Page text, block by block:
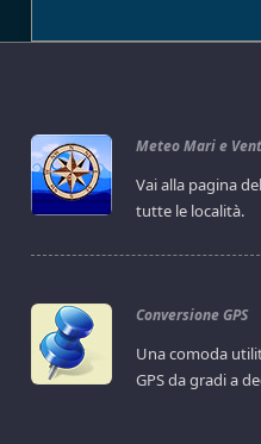
Meteo Mari e
Vai alla pagina
tutte le località.
Conversione GPS
Una comoda
GPS da gradi a